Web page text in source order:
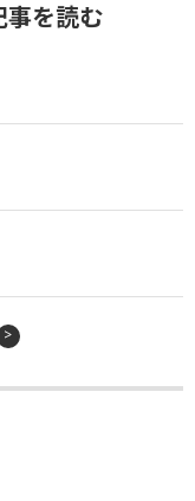
事を読む